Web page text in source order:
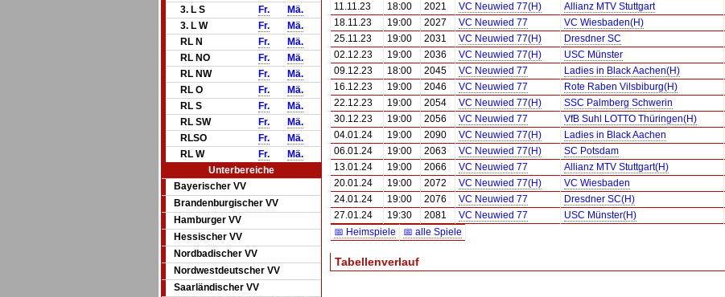
3. L S
Fr.
Mä.
3. L W
Fr.
Mä.
RL N
Fr.
Mä.
RL NO
Fr.
Mä.
RL NW
Fr.
Mä.
RL O
Fr.
Mä.
RL S
Fr.
Mä.
RL SW
Fr.
Mä.
RLSO
Fr.
Mä.
RL W
Fr.
Mä.
Unterbereiche
Bayerischer VV
Brandenburgischer VV
Hamburger VV
Hessischer VV
Nordbadischer VV
Nordwestdeutscher VV
Saarländischer VV
11.11.23
18:00 2021 VC Neuwied 77(H) Allianz MTV Stuttgart
18.11.23
19:00 2027 VC Neuwied 77 VC Wiesbaden(H)
25.11.23
19:00 2031 VC Neuwied 77(H) Dresdner SC
02.12.23
19:00 2036 VC Neuwied 77(H) USC Münster
09.12.23
18:00 2045 VC Neuwied 77 Ladies in Black Aachen(H)
16.12.23
19:00 2046 VC Neuwied 77 Rote Raben Vilsbiburg(H)
22.12.23
19:00 2054 VC Neuwied 77(H) SSC Palmberg Schwerin
30.12.23
19:00 2056 VC Neuwied 77 VfB Suhl LOTTO Thüringen(H)
04.01.24
19:00 2090 VC Neuwied 77(H) Ladies in Black Aachen
06.01.24
19:00 2063 VC Neuwied 77(H) SC Potsdam
13.01.24
19:00 2066 VC Neuwied 77 Allianz MTV Stuttgart(H)
20.01.24
19:00 2072 VC Neuwied 77(H) VC Wiesbaden
24.01.24
19:00 2076 VC Neuwied 77 Dresdner SC(H)
27.01.24
19:30 2081 VC Neuwied 77 USC Münster(H)
📅 Heimspiele
📅 alle Spiele
Tabellenverlauf